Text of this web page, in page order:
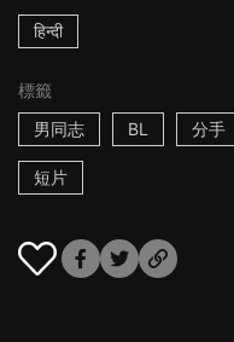
हिन्दी
標籤
男同志
BL 分手
短片